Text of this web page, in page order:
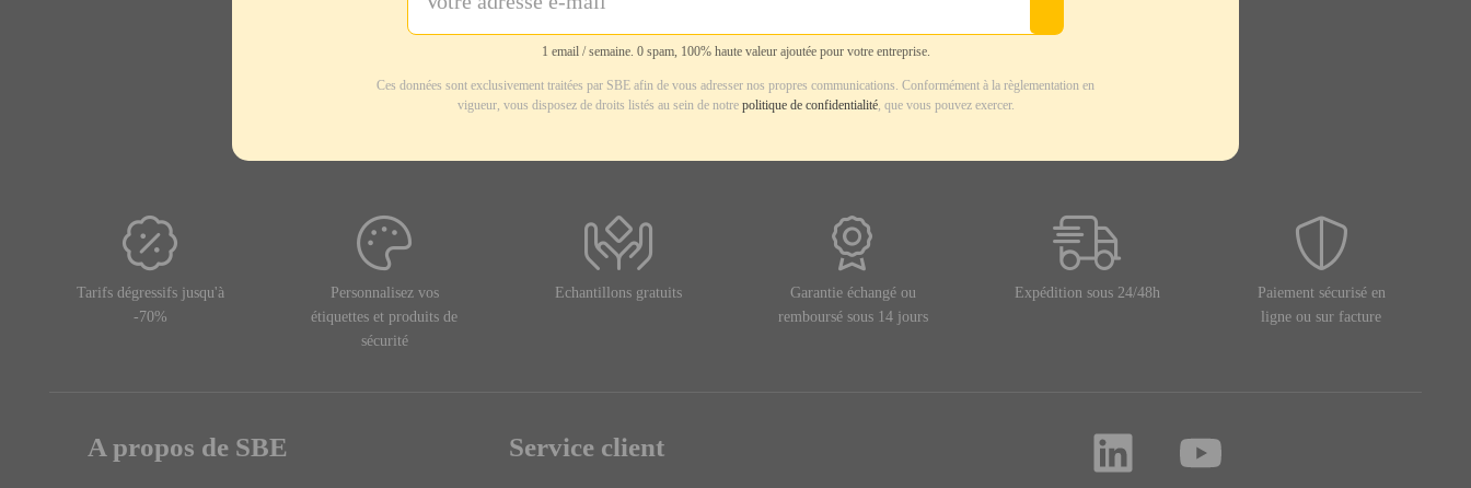
1 email / semaine. 0 spam, 100% haute valeur ajoutée pour votre entreprise.
Ces données sont exclusivement traitées par SBE afin de vous adresser nos propres communications. Conformément à la règlementation en
vigueur, vous disposez de droits listés au sein de notre politique de confidentialité, que vous pouvez exercer.
Tarifs dégressifs jusqu'à
-70%
Personnalisez vos
étiquettes et produits de
sécurité
Echantillons gratuits
Garantie échangé ou
remboursé sous 14 jours
Expédition sous 24/48h
Paiement sécurisé en
ligne ou sur facture
A propos de SBE Service client